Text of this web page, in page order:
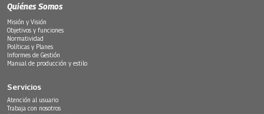
Quiénes Somos
Misión y Visión
Objetivos y funciones
Normatividad
Políticas y Planes
Informes de Gestión
Manual de producción y estilo
Servicios
Atención al usuario
Trabaja con nosotros